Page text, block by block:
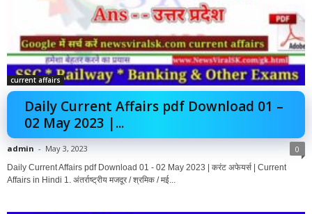
current affairs
Daily Current Affairs pdf Download 01 –
02 May 2023 |...
admin - May 3, 2023 0
Daily Current Affairs pdf Download 01 - 02 May 2023 | करंट अफेयर्स | Current
Affairs in Hindi 1. अंतर्राष्ट्रीय मजदूर / श्रमिक / मई...